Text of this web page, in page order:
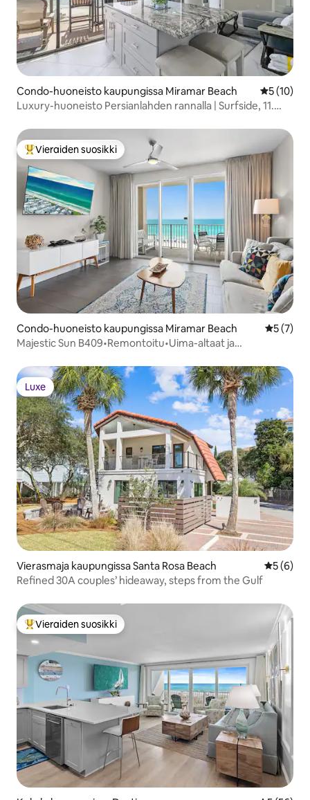
Condo-huoneisto kaupungissa Miramar Beach
5 (10)
Luxury-huoneisto Persianlahden rannalla | Surfside, 11.
Vieraiden suosikkien parhaimmistoa
Vieraiden suosikki
Condo-huoneisto kaupungissa Miramar Beach
5 (7)
Majestic Sun B409•Remontoitu•Uima-altaat ja
Luxe
Luxe
Vierasmaja kaupungissa Santa Rosa Beach
5 (6)
Refined 30A couples’ hideaway, steps from the Gulf
Vieraiden suosikkien parhaimmistoa
Vieraiden suosikki